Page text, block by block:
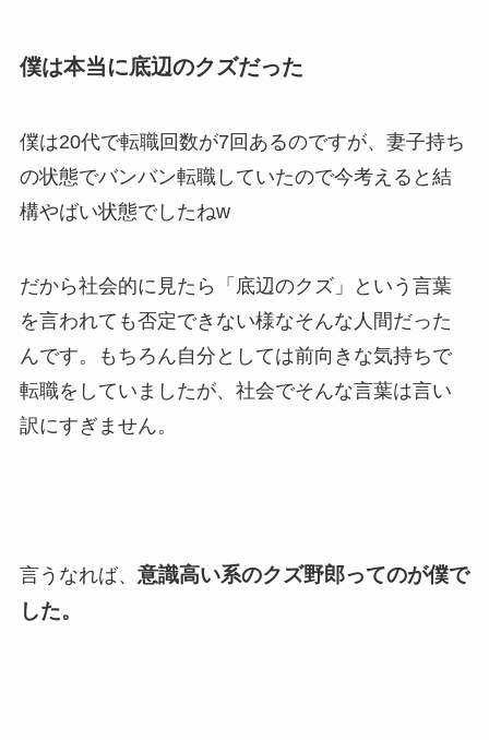
僕は本当に底辺のクズだった
僕は20代で転職回数が7回あるのですが、妻子持ち
の状態でバンバン転職していたので今考えると結
構やばい状態でしたねw
だから社会的に見たら「底辺のクズ」という言葉
を言われても否定できない様なそんな人間だった
んです。もちろん自分としては前向きな気持ちで
転職をしていましたが、社会でそんな言葉は言い
訳にすぎません。
言うなれば、 意識高い系のクズ野郎ってのが僕で
した。